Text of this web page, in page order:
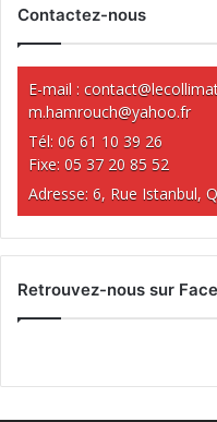
Contactez-nous
E-mail :
m.hamrouch@yahoo.fr
Tél: 06 61 10 39 26
Fixe: 05 37 20 85 52
Adresse: 6, Rue Istanbul,
Retrouvez-nous sur